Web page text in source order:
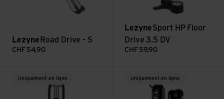
Lezyne Road Drive - S
CHF 54,90
LezyneSport HP Floor
Drive 3.5 DV
CHF 59,90
Uniquement en ligne Uniquement en ligne